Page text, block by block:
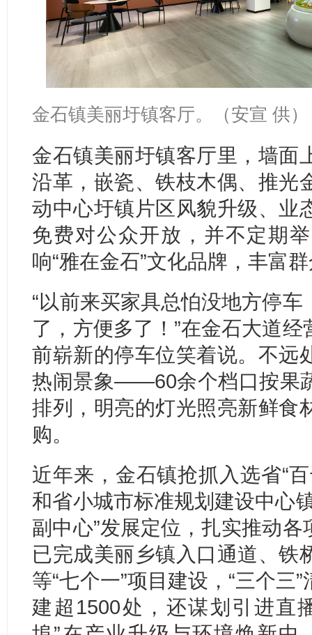
金石镇美丽圩镇客厅。（安宣 供）
金石镇美丽圩镇客厅里，墙面
沿革，嵌瓷、铁枝木偶、推光
动中心圩镇片区风貌升级、业
免费对公众开放，并不定期
响“雅在金石”文化品牌，丰富
“以前来买家具总怕没地方停
了，方便多了！”在金石大道
前崭新的停车位笑着说。不远
热闹景象——60余个档口按果
排列，明亮的灯光照亮新鲜食
购。
近年来，金石镇抢抓入选省“
和省小城市标准规划建设中心
副中心”发展定位，扎实推动
已完成美丽乡镇入口通道、铁
等“七个一”项目建设，“三个三
建超1500处，还谋划引进直